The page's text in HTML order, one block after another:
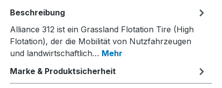
Beschreibung
Alliance 312 ist ein Grassland Flotation Tire (High
Flotation), der die Mobilität von Nutzfahrzeugen
und landwirtschaftlich… Mehr
Marke & Produktsicherheit